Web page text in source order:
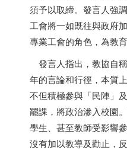
須予以取締。發言人強
工會將一如既往與政府
專業工會的角色，為教育
發言人指出，教協自
年的言論和行徑，本質
不但積極參與「民陣」
罷課，將政治滲入校園
學生、甚至教師受影響
沒有加以教導及勸止，